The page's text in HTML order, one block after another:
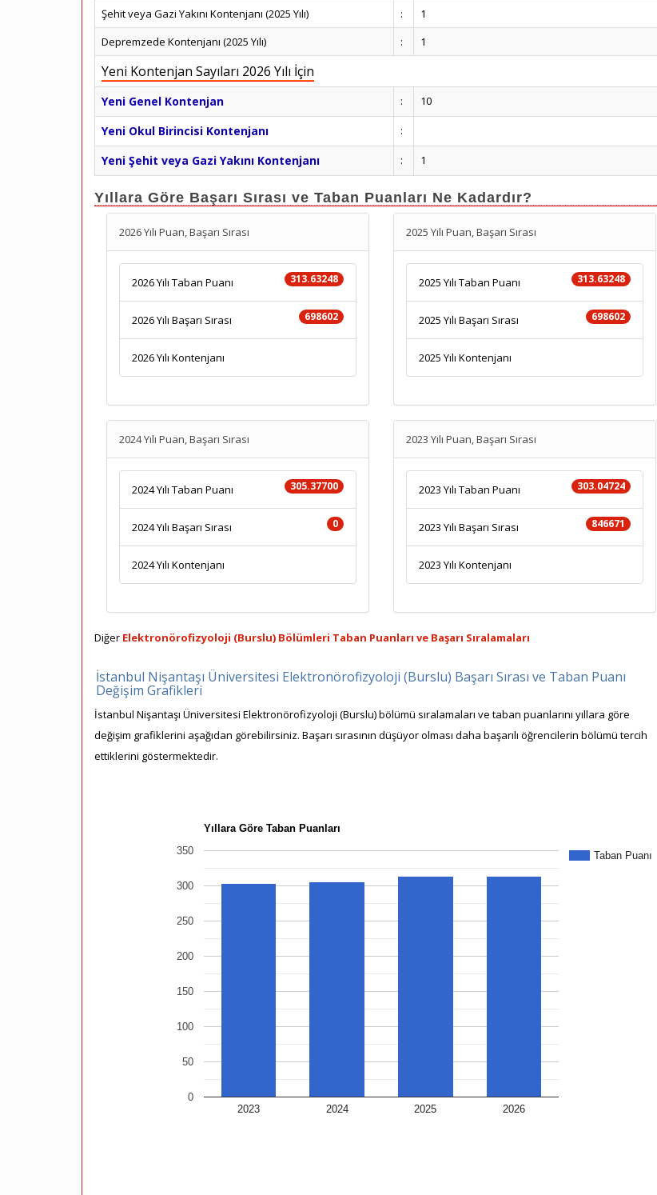
Şehit veya Gazi Yakını Kontenjanı (2025 Yılı)
:
1
Depremzede Kontenjanı (2025 Yılı)
: 1
Yeni Kontenjan Sayıları 2026 Yılı İçin
Yeni Genel Kontenjan : 10
Yeni Okul Birincisi Kontenjanı :
Yeni Şehit veya Gazi Yakını Kontenjanı : 1
Yıllara Göre Başarı Sırası ve Taban Puanları Ne Kadardır?
2026 Yılı Puan, Başarı Sırası
313.63248
2026 Yılı Taban Puanı
698602
2026 Yılı Başarı Sırası
2026 Yılı Kontenjanı
2025 Yılı Puan, Başarı Sırası
313.63248
2025 Yılı Taban Puanı
698602
2025 Yılı Başarı Sırası
2025 Yılı Kontenjanı
2024 Yılı Puan, Başarı Sırası
305.37700
2024 Yılı Taban Puanı
0
2024 Yılı Başarı Sırası
2024 Yılı Kontenjanı
2023 Yılı Puan, Başarı Sırası
303.04724
2023 Yılı Taban Puanı
846671
2023 Yılı Başarı Sırası
2023 Yılı Kontenjanı
Diğer Elektronörofizyoloji (Burslu) Bölümleri Taban Puanları ve Başarı Sıralamaları
İstanbul Nişantaşı Üniversitesi Elektronörofizyoloji (Burslu) Başarı Sırası ve Taban Puanı
Değişim Grafikleri
İstanbul Nişantaşı Üniversitesi Elektronörofizyoloji (Burslu) bölümü sıralamaları ve taban puanlarını yıllara göre
değişim grafiklerini aşağıdan görebilirsiniz. Başarı sırasının düşüyor olması daha başarılı öğrencilerin bölümü tercih
ettiklerini göstermektedir.
Yıllara Göre Taban Puanları
Taban Puanı
2023 2024 2025 2026
0
50
100
150
200
250
300
350